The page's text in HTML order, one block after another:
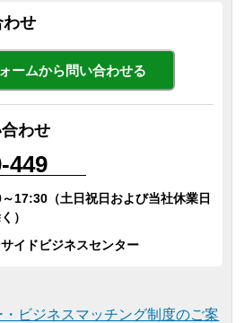
せ
ームから問い合わせる
わせ
449
17:30（土日祝日および当社休業日
）
イドビジネスセンター
ビジネスマッチング制度のご案